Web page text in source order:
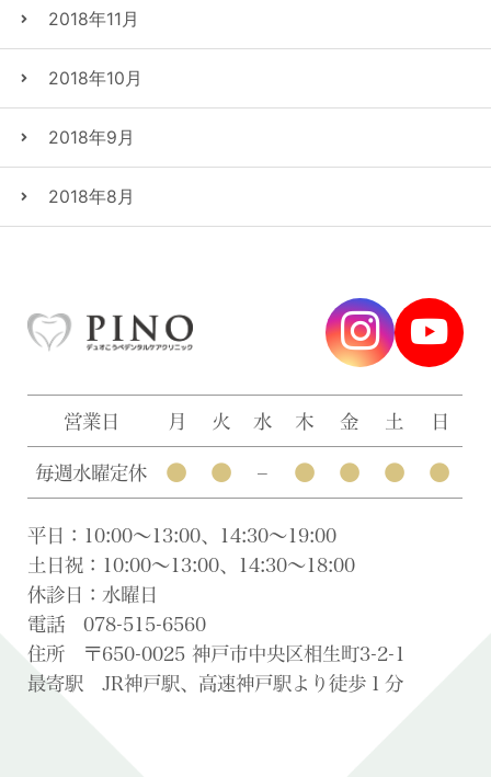
2018年11月
2018年10月
2018年9月
2018年8月
営業日 月 火 水 木 金 土 日
毎週水曜定休 ● ● – ● ● ● ●
平日：10:00〜13:00、14:30〜19:00
土日祝：10:00〜13:00、14:30〜18:00
休診日：水曜日
電話 078-515-6560
住所 〒650-0025 神戸市中央区相生町3-2-1
最寄駅 JR神戸駅、高速神戸駅より徒歩１分